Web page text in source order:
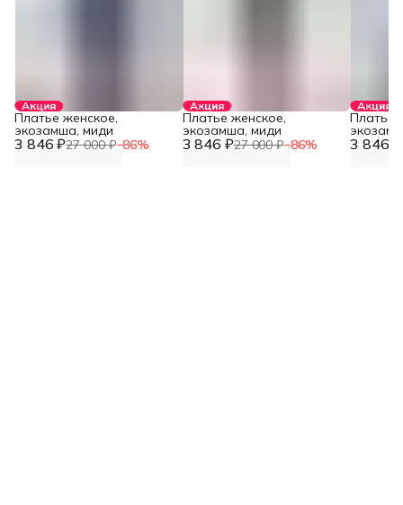
Акция
3 846 ₽27 000 ₽−86%
Платье женское,
экозамша, миди
Акция
3 846 ₽27 000 ₽−86%
Платье женское,
экозамша, миди
Акция
3 846 ₽
Платье